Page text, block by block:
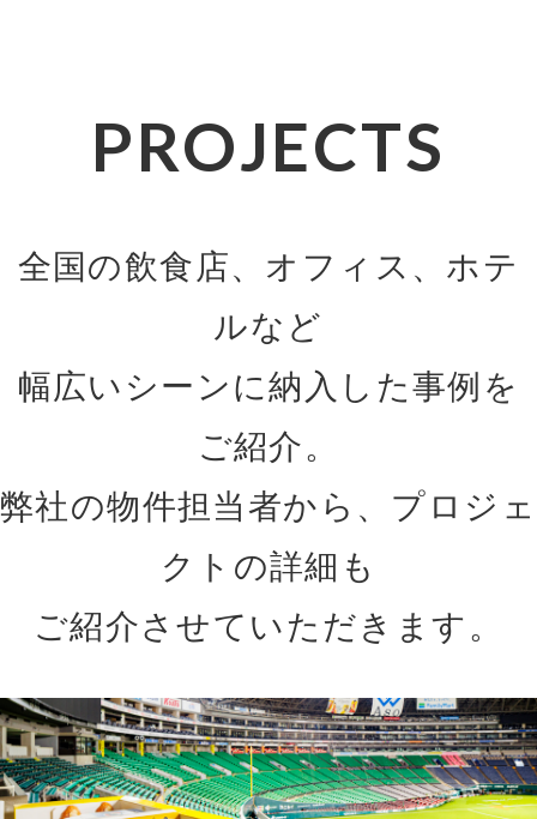
PROJECTS
全国の飲食店、オフィス、ホテ
ルなど
幅広いシーンに納入した事例を
ご紹介。
弊社の物件担当者から、プロジェ
クトの詳細も
ご紹介させていただきます。